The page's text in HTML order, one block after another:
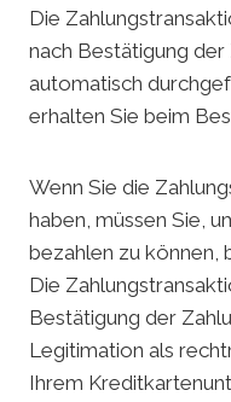
Die
nach Bestätigung der
automatisch
erhalten Sie beim
Wenn Sie die
haben, müssen Sie,
bezahlen zu können,
Die
Bestätigung der
Legitimation als
Ihrem